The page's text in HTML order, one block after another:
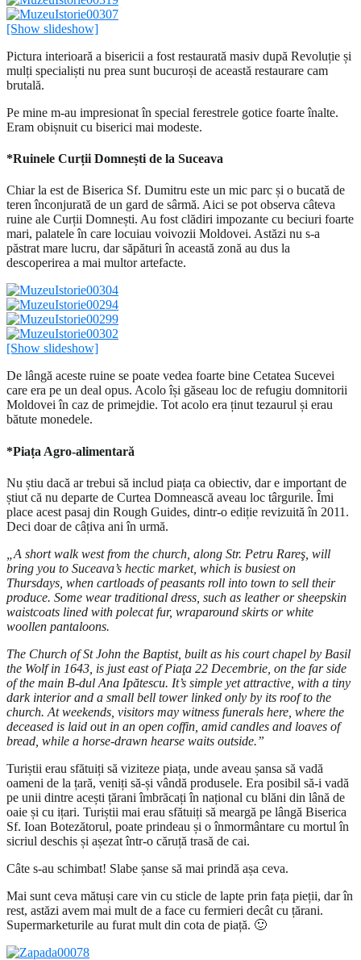
[Show slideshow]
Pictura interioară a bisericii a fost restaurată masiv după Revoluție și
mulți specialiști nu prea sunt bucuroși de această restaurare cam
brutală.
Pe mine m-au impresionat în special ferestrele gotice foarte înalte.
Eram obișnuit cu biserici mai modeste.
*Ruinele Curții Domnești de la Suceava
Chiar la est de Biserica Sf. Dumitru este un mic parc și o bucată de
teren înconjurată de un gard de sârmă. Aici se pot observa câteva
ruine ale Curții Domnești. Au fost clădiri impozante cu beciuri foarte
mari, palatele în care locuiau voivozii Moldovei. Astăzi nu s-a
păstrat mare lucru, dar săpături în această zonă au dus la
descoperirea a mai multor artefacte.
[Show slideshow]
De lângă aceste ruine se poate vedea foarte bine Cetatea Sucevei
care era pe un deal opus. Acolo își găseau loc de refugiu domnitorii
Moldovei în caz de primejdie. Tot acolo era ținut tezaurul și erau
bătute monedele.
*Piața Agro-alimentară
Nu știu dacă ar trebui să includ piața ca obiectiv, dar e important de
știut că nu departe de Curtea Domnească aveau loc târgurile. Îmi
place acest pasaj din Rough Guides, dintr-o ediție revizuită în 2011.
Deci doar de câțiva ani în urmă.
„A short walk west from the church, along Str. Petru Rareş, will
bring you to Suceava’s hectic market, which is busiest on
Thursdays, when cartloads of peasants roll into town to sell their
produce. Some wear traditional dress, such as leather or sheepskin
waistcoats lined with polecat fur, wraparound skirts or white
woollen pantaloons.
The Church of St John the Baptist, built as his court chapel by Basil
the Wolf in 1643, is just east of Piaţa 22 Decembrie, on the far side
of the main B-dul Ana Ipătescu. It’s simple yet attractive, with a tiny
dark interior and a small bell tower linked only by its roof to the
church. At weekends, visitors may witness funerals here, where the
deceased is laid out in an open coffin, amid candles and loaves of
bread, while a horse-drawn hearse waits outside.”
Turiștii erau sfătuiți să viziteze piața, unde aveau șansa să vadă
oameni de la țară, veniți să-și vândă produsele. Era posibil să-i vadă
pe unii dintre acești țărani îmbrăcați în național cu blăni din lână de
oaie și cu ițari. Turiștii mai erau sfătuiți să meargă pe lângă Biserica
Sf. Ioan Botezătorul, poate prindeau și o înmormântare cu mortul în
sicriul deschis și așezat într-o căruță trasă de cai.
Câte s-au schimbat! Slabe șanse să mai prindă așa ceva.
Mai sunt ceva mătuși care vin cu sticle de lapte prin fața pieții, dar în
rest, astăzi avem mai mult de a face cu fermieri decât cu țărani.
Supermarketurile au furat mult din cota de piață. 🙂